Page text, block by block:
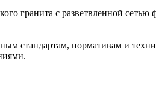
гранита с разветвленной
стандартам, нормативам и